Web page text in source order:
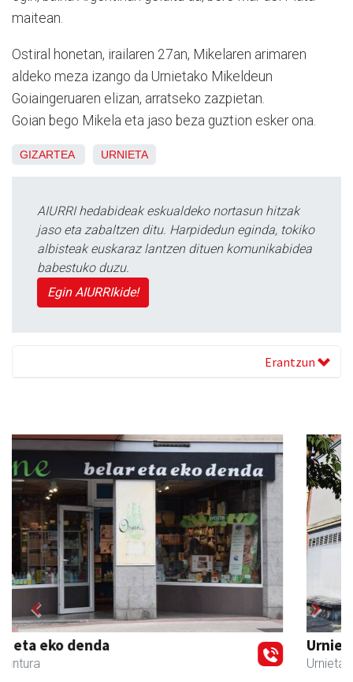
maitean.
Ostiral honetan, irailaren 27an, Mikelaren arimaren
aldeko meza izango da Urnietako Mikeldeun
Goiaingeruaren elizan, arratseko zazpietan.
Goian bego Mikela eta jaso beza guztion esker ona.
GIZARTEA URNIETA
AIURRI hedabideak eskualdeko nortasun hitzak
jaso eta zabaltzen ditu. Harpidedun eginda, tokiko
albisteak euskaraz lantzen dituen komunikabidea
babestuko duzu.
Egin AIURRIkide!
Erantzun
Urnietako AEK euskaltegia
Urnieta
Previous Next